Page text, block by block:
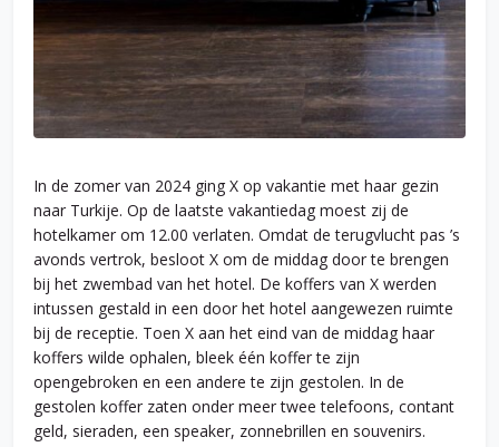
In de zomer van 2024 ging X op vakantie met haar gezin
naar Turkije. Op de laatste vakantiedag moest zij de
hotelkamer om 12.00 verlaten. Omdat de terugvlucht pas ’s
avonds vertrok, besloot X om de middag door te brengen
bij het zwembad van het hotel. De koffers van X werden
intussen gestald in een door het hotel aangewezen ruimte
bij de receptie. Toen X aan het eind van de middag haar
koffers wilde ophalen, bleek één koffer te zijn
opengebroken en een andere te zijn gestolen. In de
gestolen koffer zaten onder meer twee telefoons, contant
geld, sieraden, een speaker, zonnebrillen en souvenirs.